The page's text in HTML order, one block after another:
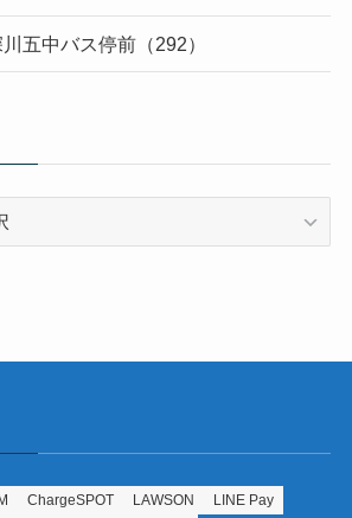
五中バス停前（292）
ChargeSPOT LAWSON
LINE Pay